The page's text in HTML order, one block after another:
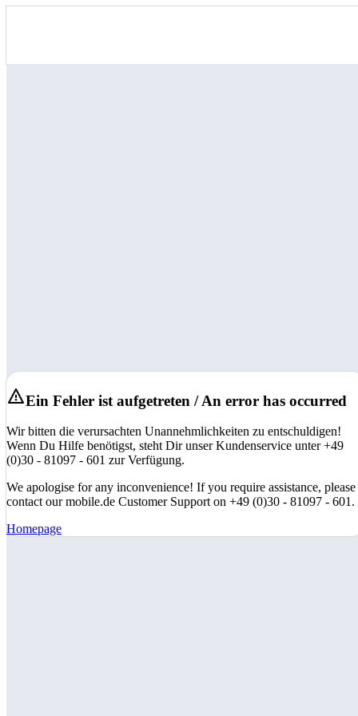
Ein Fehler ist aufgetreten / An error has occurred
Wir bitten die verursachten Unannehmlichkeiten zu entschuldigen!
Wenn Du Hilfe benötigst, steht Dir unser Kundenservice unter +49
(0)30 - 81097 - 601 zur Verfügung.
We apologise for any inconvenience! If you require assistance, please
contact our mobile.de Customer Support on +49 (0)30 - 81097 - 601.
Homepage